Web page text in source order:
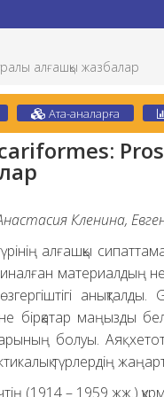
алғашқы жазбалар
Ата-аналарға
Кленина,
алғашқы
материалдың
маңызды
болуы. Аяқ
түрлердің
(1914 – 1959 жж.)